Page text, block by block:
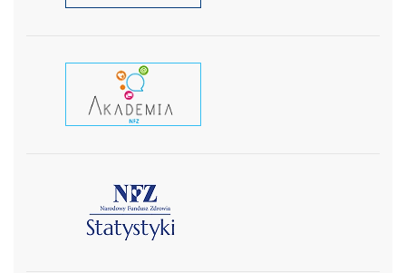
czytaj więcej